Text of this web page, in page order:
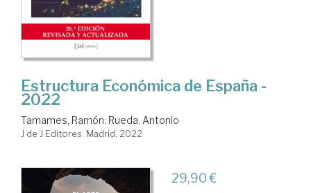
Estructura Económica de España -
2022
Tamames, Ramón; Rueda, Antonio
J de J Editores. Madrid, 2022
29,90 €